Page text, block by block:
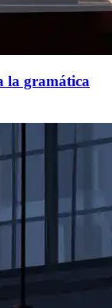
la gramática